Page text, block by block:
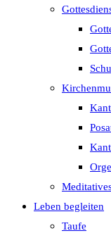
Leben begleiten
Taufe